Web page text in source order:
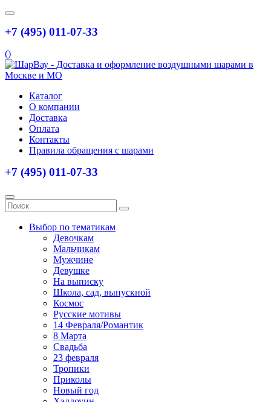
+7 (495) 011-07-33
()
Каталог
О компании
Доставка
Оплата
Контакты
Правила обращения с шарами
+7 (495) 011-07-33
Выбор по тематикам
Девочкам
Мальчикам
Мужчине
Девушке
На выписку
Школа, сад, выпускной
Космос
Русские мотивы
14 Февраля/Романтик
8 Марта
Свадьба
23 февраля
Тропики
Приколы
Новый год